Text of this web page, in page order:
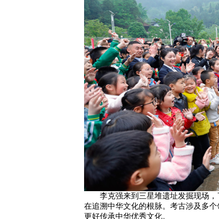
李克强来到三星堆遗址发掘现场
在追溯中华文化的根脉。考古涉及多
更好传承中华优秀文化。